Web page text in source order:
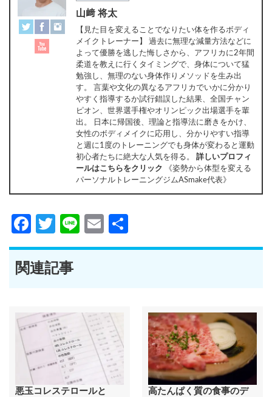
山﨑 将太
【見た目を変えることでなりたい体を作るボディ
メイクトレーナー】 過去に無理な減量方法などに
よって優勝を逃した悔しさから、アフリカに2年間
柔道を教えに行くタイミングで、身体について猛
勉強し、無理のない身体作りメソッドを生み出
す。 言葉や文化の異なるアフリカでいかに分かり
やすく指導するか試行錯誤した結果、全国チャン
ピオン、世界選手権やオリンピック出場選手を輩
出。 日本に帰国後、理論と指導法に磨きをかけ、
女性のボディメイクに応用し、分かりやすい指導
と週に1度のトレーニングでも身体が変わると運動
初心者たちに絶大な人気を得る。 詳しいプロフィ
ールはこちらをクリック 《姿勢から体型を変える
パーソナルトレーニングジムASmake代表》
Facebook
Twitter
LineEmail
有
関連記事
悪玉コレステロールと
高たんぱく質の食事のデ